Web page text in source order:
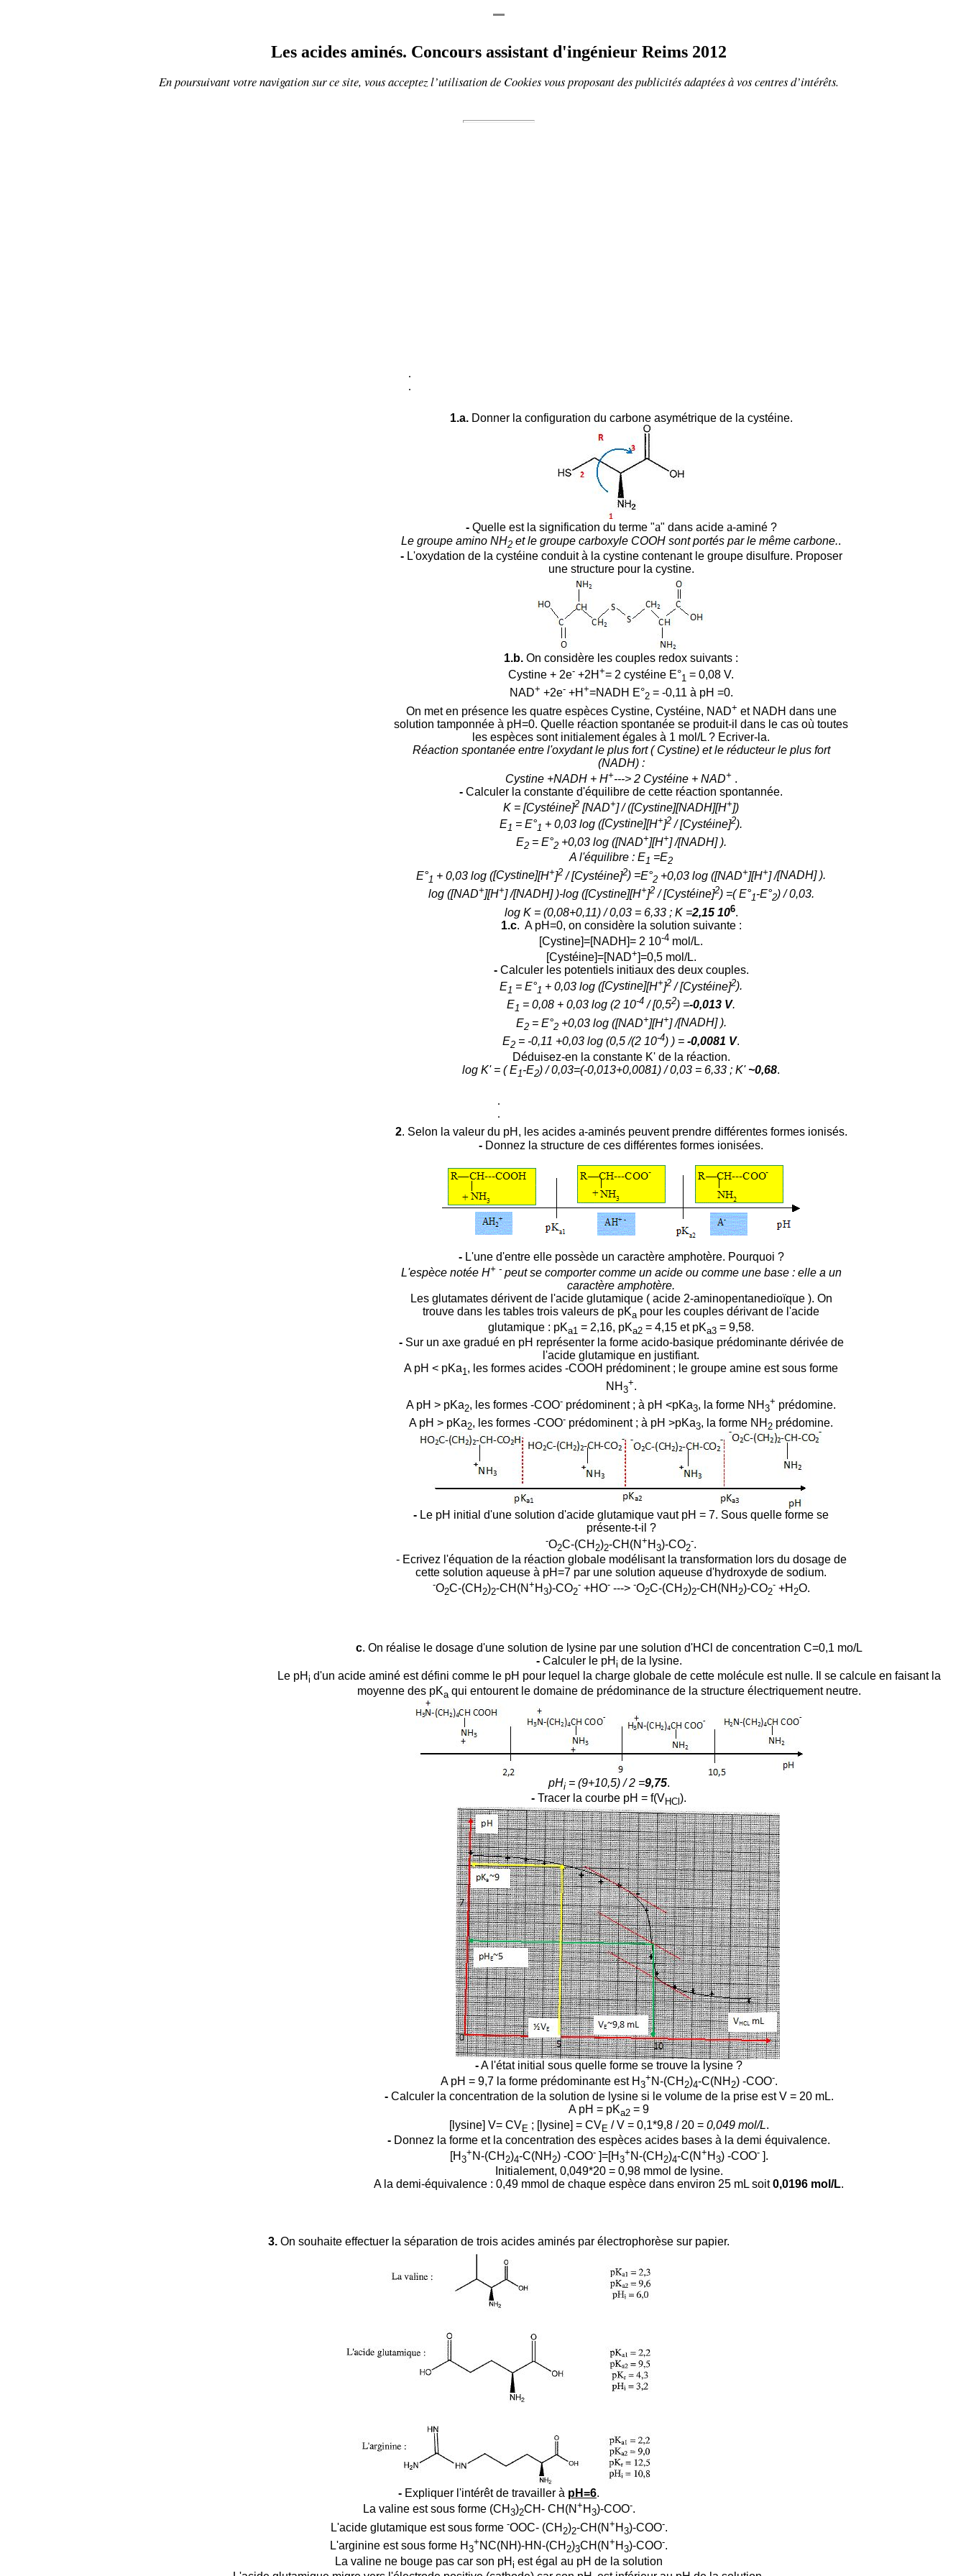
Les acides aminés. Concours assistant d'ingénieur Reims 2012
En poursuivant votre navigation sur ce site, vous acceptez l’utilisation de Cookiesvous proposantdes publicités adaptées à vos centres d’intérêts.
.
.
1.a.Donner la configuration du carbone asymétrique de la cystéine.
-Quelle est la signification du terme "a" dans acide a-aminé ?
Le groupe amino NH2 et le groupe carboxyle COOH sont portés par le même carbone..
-L'oxydation de la cystéine conduit à la cystine contenant le groupe disulfure. Proposer
une structure pour la cystine.
1.b. On considère les couples redox suivants :
Cystine + 2e- +2H += 2 cystéine E°1 = 0,08 V.
NAD+ +2e-+H +=NADH E°2= -0,11 à pH =0.
On met en présence les quatre espèces Cystine, Cystéine, NAD+ et NADH dans une
solution tamponnée à pH=0. Quelle réaction spontanée se produit-il dans le cas où toutes
les espèces sont initialement égales à 1 mol/L ? Ecriver-la.
Réaction spontanée entre l'oxydant le plus fort ( Cystine) et le réducteur le plus fort
(NADH) :
Cystine +NADH + H+---> 2 Cystéine + NAD+ .
- Calculer la constante d'équilibre de cette réaction spontannée.
K = [Cystéine]2 [NAD+] / ([Cystine][NADH][H+])
E1 = E°1 + 0,03 log ([Cystine][H+]2 /[Cystéine]2).
E2= E°2+0,03 log ([NAD+][H+] /[NADH] ).
A l'équilibre : E1 =E2
E°1 + 0,03 log ([Cystine][H+]2 /[Cystéine]2) =E°2 +0,03 log ([NAD+][H+] /[NADH] ).
log ([NAD+][H+] /[NADH] )-log ([Cystine][H+]2/[Cystéine]2) =(E°1-E°2) / 0,03.
log K = (0,08+0,11) / 0,03 = 6,33 ; K =2,15 106.
1.c. A pH=0, on considère la solution suivante :
[Cystine]=[NADH]= 2 10-4 mol/L.
[Cystéine]=[NAD+]=0,5 mol/L.
-Calculer les potentiels initiaux des deux couples.
E1 = E°1 + 0,03 log ([Cystine][H+]2 /[Cystéine]2).
E1 = 0,08 + 0,03 log (2 10-4 /[0,52) =-0,013 V.
E2= E°2+0,03 log ([NAD+][H+] /[NADH] ).
E2 = -0,11 +0,03 log (0,5/(2 10-4) ) = -0,0081 V.
Déduisez-en la constante K' de la réaction.
log K' = (E1-E2) / 0,03=(-0,013+0,0081) / 0,03 = 6,33 ; K' ~0,68.
.
.
2. Selon la valeur du pH, les acides a-aminés peuvent prendre différentes formes ionisés.
- Donnez la structure de ces différentes formes ionisées.
- L'une d'entre elle possède un caractère amphotère. Pourquoi ?
L'espèce notée H+ -peut se comporter comme un acide ou comme une base : elle a un
caractère amphotère.
Les glutamates dérivent de l'acide glutamique ( acide 2-aminopentanedioïque ). On
trouve dans les tables trois valeurs de pKa pour les couples dérivant de l'acide
glutamique : pKa1 = 2,16, pKa2 = 4,15 et pKa3 = 9,58.
-Sur un axe gradué en pH représenter la forme acido-basique prédominante dérivée de
l'acide glutamique en justifiant.
A pH < pKa1 , les formes acides -COOH prédominent ; le groupe amine est sous forme
NH 3
+.
A pH > pKa2, les formes -COO- prédominent ; à pH <pKa3, la forme NH 3
+ prédomine.
A pH > pKa2, les formes -COO- prédominent ; à pH >pKa3, la forme NH 2 prédomine.
- Le pH initial d'une solution d'acide glutamique vaut pH = 7. Sous quelle forme se
présente-t-il ?
-O2C-(CH 2)2-CH(N + H 3)-CO2
-.
- Ecrivez l'équation de la réaction globale modélisant la transformation lors du dosage de
cette solution aqueuse à pH=7 par une solution aqueuse d'hydroxyde de sodium.
-O2C-(CH 2)2-CH(N + H 3)-CO2
-+HO----> -O2C-(CH 2)2-CH(N H 2)-CO2
-+H 2O.
c. On réalise le dosage d'une solution de lysine par une solution d'HCl de concentration C=0,1 mo/L
-Calculer le pH i de la lysine.
Le pH i d'un acide aminé est défini comme le pH pour lequel la charge globale de cette molécule est nulle. Il se calcule en faisant la
moyenne des pKa qui entourent le domaine de prédominance de la structure électriquement neutre.
pHi= (9+10,5) / 2 =9,75.
- Tracer la courbe pH = f(VHCl ).
-A l'état initial sous quelle forme se trouve la lysine ?
A pH = 9,7 la forme prédominante est H 3
+ N-(CH 2)4-C(NH 2) -COO-.
- Calculer la concentration de la solution de lysine si le volume de la prise est V = 20 mL.
A pH = pKa2 = 9
[lysine] V= CVE ; [lysine] =CVE / V = 0,1*9,8 / 20 = 0,049 mol/L.
- Donnez la forme et la concentration des espèces acides bases à la demi équivalence.
[H 3
+ N-(CH 2)4-C(NH 2) -COO-]=[H 3
+ N-(CH 2)4-C(N + H 3) -COO-].
Initialement, 0,049*20 = 0,98 mmol de lysine.
A la demi-équivalence : 0,49 mmol de chaque espèce dans environ 25 mL soit0,0196 mol/L.
3. On souhaite effectuer la séparation de trois acides aminés par électrophorèse sur papier.
- Expliquer l'intérêt de travailler à pH=6.
La valine est sous forme (CH 3)2CH- CH(N + H 3)-COO-.
L'acide glutamique est sous forme -OOC- (CH 2)2-CH(N + H 3)-COO-.
L'arginine est sous forme H 3
+ NC(NH)-HN-(CH 2)3CH(N + H 3)-COO-.
La valine ne bouge pas car son pH i est égal au pH de la solution